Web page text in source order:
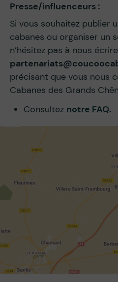
Presse/influenceurs :
Si vous souhaitez publier
cabanes ou organiser un
n’hésitez pas à nous
précisant que vous nous
Cabanes des Grands
Consultez notre FAQ.